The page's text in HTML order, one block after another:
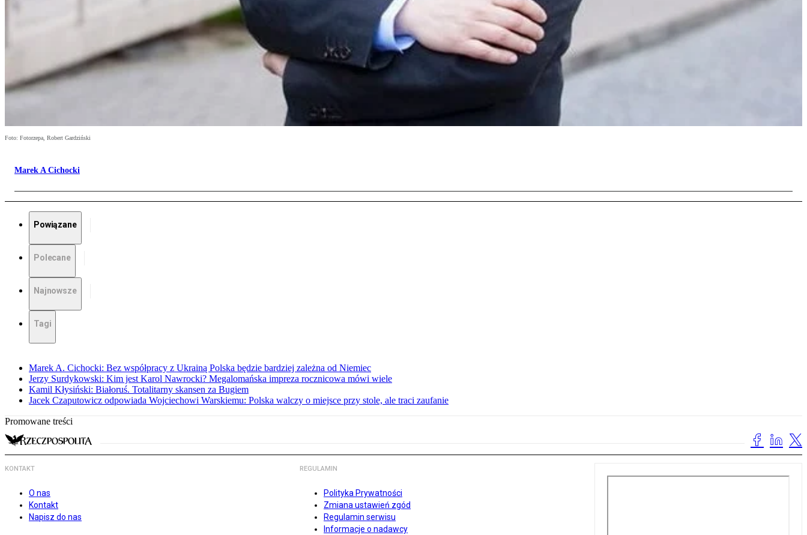
Foto: Fotorzepa, Robert Gardziński
Marek A Cichocki
Powiązane
Polecane
Najnowsze
Tagi
Marek A. Cichocki: Bez współpracy z Ukrainą Polska będzie bardziej zależna od Niemiec
Jerzy Surdykowski: Kim jest Karol Nawrocki? Megalomańska impreza rocznicowa mówi wiele
Kamil Kłysiński: Białoruś. Totalitarny skansen za Bugiem
Jacek Czaputowicz odpowiada Wojciechowi Warskiemu: Polska walczy o miejsce przy stole, ale traci zaufanie
Promowane treści
KONTAKT
O nas
Kontakt
Napisz do nas
REGULAMIN
Polityka Prywatności
Zmiana ustawień zgód
Regulamin serwisu
Informacje o nadawcy